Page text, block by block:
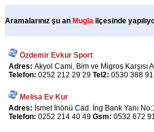
Aramalarınız şu an Mugla ilçesinde
Özdemir Evkur Sport
Adres: Akyol Cami, Bim ve Migros
Telefon: 0252 212 29 29 Tel2: 0530 388
Melisa Ev Kur
Adres: İsmet İnönü Cad. İng Bank Yanı
Telefon: 0252 214 40 49 Gsm: 0532 672